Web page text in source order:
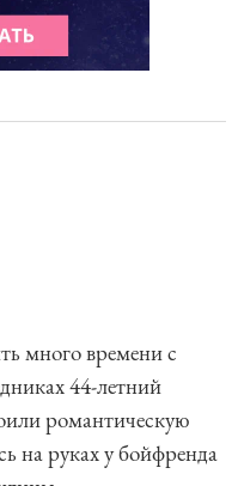
много времени с
44-летний
романтическую
на руках у бойфренда